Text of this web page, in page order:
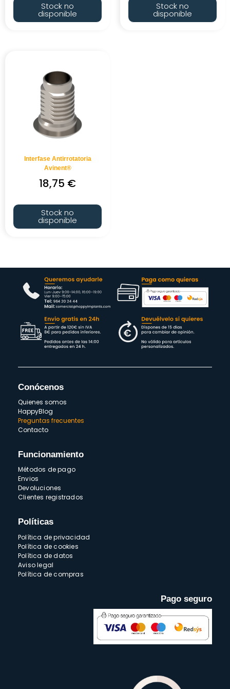
Stock no
disponible
Stock no
disponible
Interfase Antirrotatoria
Avinent®
18,75 €
Stock no
disponible
Conócenos
Quienes somos
HappyBlog
Preguntas frecuentes
Contacto
Funcionamiento
Métodos de pago
Envios
Devoluciones
Clientes registrados
Políticas
Política de privacidad
Política de cookies
Política de datos
Aviso legal
Política de compras
Pago seguro